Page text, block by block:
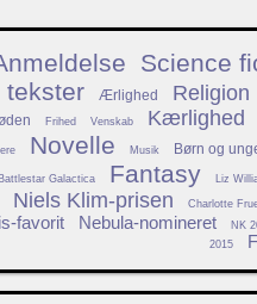
Science
tekster
Ærlighed Religion
Frihed Venskab Kærlighed
Novelle Musik
Børn og
Battlestar Galactica Fantasy Liz
Niels Klim-prisen Charlotte
favorit Nebula-nomineret
NK
2015